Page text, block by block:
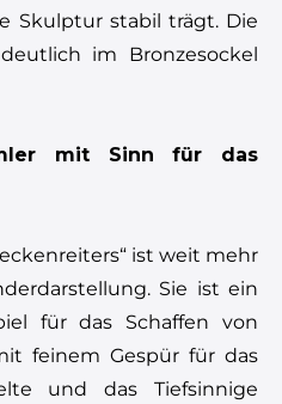
Skulptur stabil trägt. Die
im Bronzesockel
mit Sinn für das
ist weit mehr
Sie ist ein
für das Schaffen von
feinem Gespür für das
und das Tiefsinnige